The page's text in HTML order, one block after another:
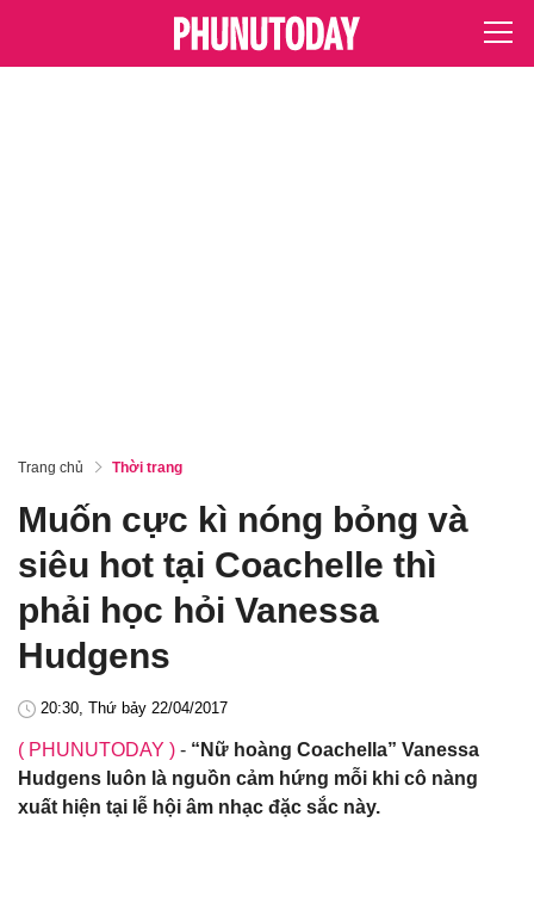
Trang chủ Thời trang
Muốn cực kì nóng bỏng và
siêu hot tại Coachelle thì
phải học hỏi Vanessa
Hudgens
20:30, Thứ bảy 22/04/2017
( PHUNUTODAY ) - “Nữ hoàng Coachella” Vanessa
Hudgens luôn là nguồn cảm hứng mỗi khi cô nàng
xuất hiện tại lễ hội âm nhạc đặc sắc này.